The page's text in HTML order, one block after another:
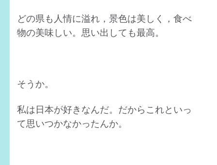
どの県も人情に溢れ，景色は美しく，食べ
物の美味しい。思い出しても最高。
そうか。
私は日本が好きなんだ。だからこれといっ
て思いつかなかったんか。